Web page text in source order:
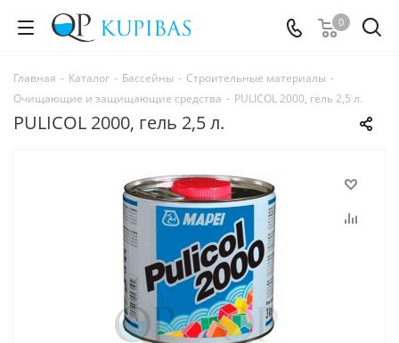
0
Главная - Каталог - Бассейны - Строительные материалы -
Очищающие и защищающие средства - PULICOL 2000, гель 2,5 л.
PULICOL 2000, гель 2,5 л.